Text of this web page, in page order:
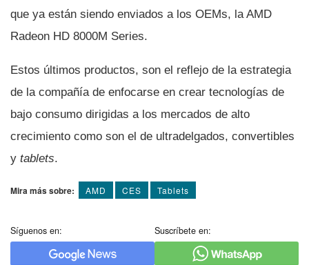
que ya están siendo enviados a los OEMs, la AMD
Radeon HD 8000M Series.
Estos últimos productos, son el reflejo de la estrategia
de la compañí­a de enfocarse en crear tecnologí­as de
bajo consumo dirigidas a los mercados de alto
crecimiento como son el de ultradelgados, convertibles
y tablets.
Mira más sobre: AMD CES Tablets
Síguenos en: Suscríbete en: